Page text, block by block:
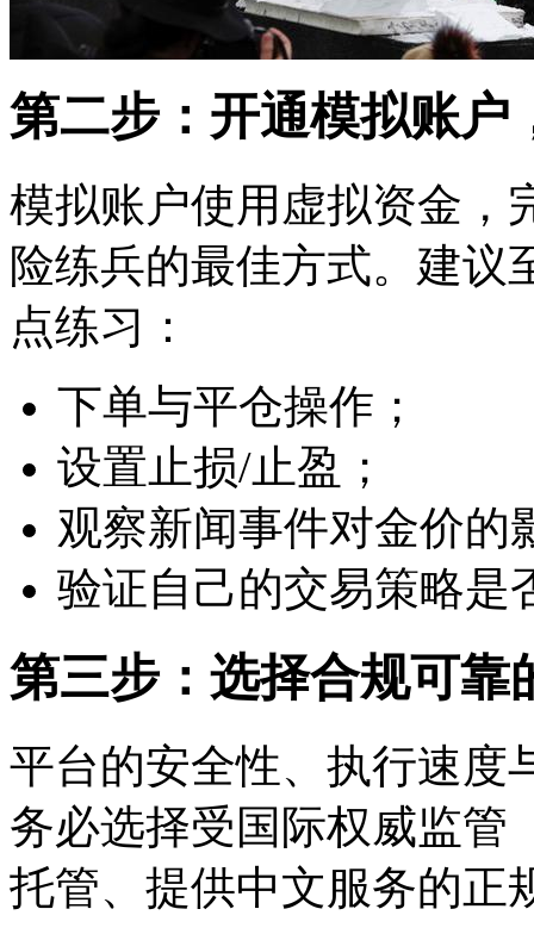
第二步：开通模拟账户
模拟账户使用虚拟资金，
险练兵的最佳方式。建议
点练习：
下单与平仓操作；
设置止损/止盈；
观察新闻事件对金价的
验证自己的交易策略是
第三步：选择合规可靠
平台的安全性、执行速度
务必选择受国际权威监管
托管、提供中文服务的正